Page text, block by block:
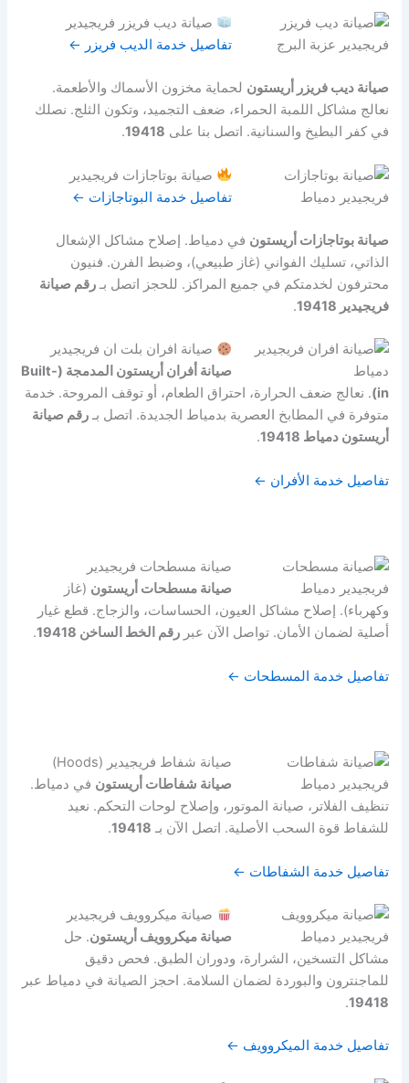
صيانة ديب فريزر فريجيدير
تفاصيل خدمة الديب فريزر ←
صيانة ديب فريزر أريستون لحماية مخزون الأسماك والأطعمة.
نعالج مشاكل اللمبة الحمراء، ضعف التجميد، وتكون الثلج. نصلك
في كفر البطيخ والسنانية. اتصل بنا على 19418
.
صيانة بوتاجازات فريجيدير
تفاصيل خدمة البوتاجازات ←
صيانة بوتاجازات أريستون في دمياط. إصلاح مشاكل الإشعال
الذاتي، تسليك الفواني (غاز طبيعي)، وضبط الفرن. فنيون
محترفون لخدمتكم في جميع المراكز. للحجز اتصل بـرقم صيانة
فريجيدير 19418
.
صيانة افران بلت ان فريجيدير
صيانة أفران أريستون المدمجة (Built-
in) . نعالج ضعف الحرارة، احتراق الطعام، أو توقف المروحة. خدمة
متوفرة في المطابخ العصرية بدمياط الجديدة. اتصل بـرقم صيانة
أريستون دمياط 19418
.
تفاصيل خدمة الأفران ←
صيانة مسطحات فريجيدير
صيانة مسطحات أريستون (غاز
وكهرباء). إصلاح مشاكل العيون، الحساسات، والزجاج. قطع غيار
أصلية لضمان الأمان. تواصل الآن عبررقم الخط الساخن 19418 .
تفاصيل خدمة المسطحات ←
صيانة شفاط فريجيدير (Hoods)
صيانة شفاطات أريستون في دمياط.
تنظيف الفلاتر، صيانة الموتور، وإصلاح لوحات التحكم. نعيد
للشفاط قوة السحب الأصلية. اتصل الآن بـ 19418
.
تفاصيل خدمة الشفاطات ←
صيانة ميكروويف فريجيدير
صيانة ميكروويف أريستون. حل
مشاكل التسخين، الشرارة، ودوران الطبق. فحص دقيق
للماجنترون والبوردة لضمان السلامة. احجز الصيانة في دمياط عبر
19418
.
تفاصيل خدمة الميكروويف ←